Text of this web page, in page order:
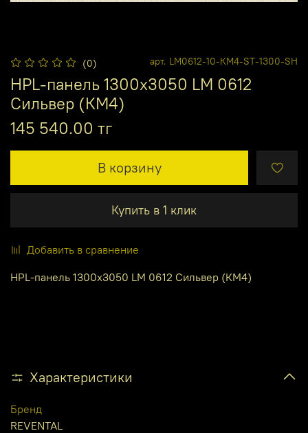
(0) арт. LM0612-10-КМ4-ST-1300-SH
HPL-панель 1300х3050 LM 0612
Сильвер (КМ4)
145 540.00 тг
В корзину
Купить в 1 клик
Добавить в сравнение
HPL-панель 1300х3050 LM 0612 Сильвер (КМ4)
Характеристики
Бренд
REVENTAL